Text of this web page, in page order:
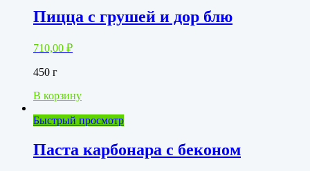
Пицца с грушей и дор блю
710,00 ₽
450 г
В корзину
Быстрый просмотр
Паста карбонара с беконом